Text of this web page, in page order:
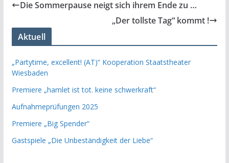
Die Sommerpause neigt sich ihrem Ende zu …
„Der tollste Tag“ kommt !
Aktuell
„Partytime, excellent! (AT)“ Kooperation Staatstheater
Wiesbaden
Premiere „hamlet ist tot. keine schwerkraft“
Aufnahmeprüfungen 2025
Premiere „Big Spender“
Gastspiele „Die Unbeständigkeit der Liebe“